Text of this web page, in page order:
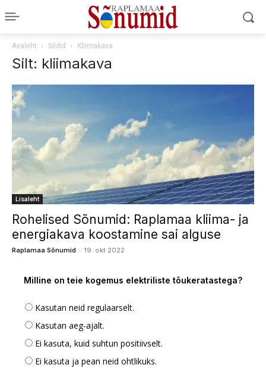
Avaleht Sildid Kliimakava
Silt: kliimakava
Lisaleht
Rohelised Sõnumid: Raplamaa kliima- ja
energiakava koostamine sai alguse
Raplamaa Sõnumid - 19. okt 2022
Milline on teie kogemus elektriliste tõukeratastega?
Kasutan neid regulaarselt.
Kasutan aeg-ajalt.
Ei kasuta, kuid suhtun positiivselt.
Ei kasuta ja pean neid ohtlikuks.